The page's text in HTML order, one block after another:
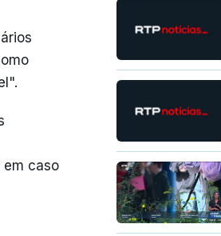
em caso